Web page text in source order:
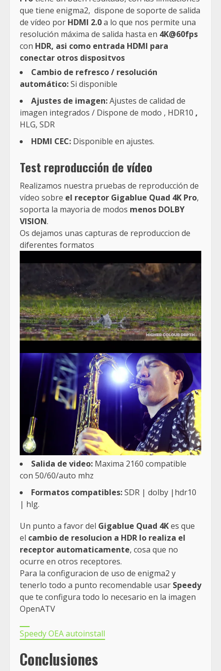
que tiene enigma2, dispone de soporte de salida
de vídeo por HDMI 2.0a lo que nos permite una
resolución máxima de salida hasta en 4K@60fps
con HDR, asi como entrada HDMI para
conectar otros dispositvos
Cambio de refresco / resolución
automático:Si disponible
Ajustes de imagen:Ajustes de calidad de
imagen integrados / Dispone de modo , HDR10 ,
HLG, SDR
HDMI CEC: Disponible en ajustes.
Test reproducción devídeo
Realizamos nuestra pruebas de reproducción de
vídeo sobre el receptor Gigablue Quad 4K Pro,
soporta la mayoria de modos menos DOLBY
VISION.
Os dejamos unas capturas de reproduccion de
diferentes formatos
Salida de video: Maxima 2160 compatible
con 50/60/auto mhz
Formatos compatibles:SDR | dolby |hdr10
| hlg.
Un punto a favor del Gigablue Quad 4Kes que
el cambio de resolucion a HDR lo realiza el
receptor automaticamente, cosa que no
ocurre en otros receptores.
Para la configuracion de uso de enigma2 y
tenerlo todo a punto recomendable usar Speedy
que te configura todo lo necesario en la imagen
OpenATV
Speedy OEA autoinstall
Conclusiones